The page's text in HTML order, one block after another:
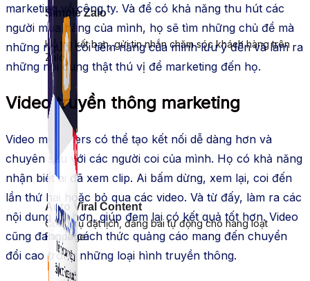
Auto Viral Content
Công cụ đặt lịch, đăng bài tự động cho hàng loạt
Fanpage.
Simple Zalo
Hỗ trợ kết bạn, gửi tin nhắn chăm sóc khách hàng trên
Zalo.
marketing về công ty. Và để có khả năng thu hút các
người mua hàng của mình, họ sẽ tìm những chủ đề mà
những người coi tiềm năng của mình lưu ý đến và làm ra
những nội dung thật thú vị để marketing đến họ.
Video truyền thông marketing
Video marketers có thể tạo kết nối dễ dàng hơn và
chuyên sâu với các người coi của mình. Họ có khả năng
nhận biết ai đã xem clip. Ai bấm dừng, xem lại, coi đến
lần thứ hai hoặc bỏ qua các video. Và từ đấy, làm ra các
nội dung tốt hơn, giúp đem lại có kết quả tốt hơn. Video
cũng đang là cách thức quảng cáo mang đến chuyển
đổi cao trong những loại hình truyền thông.